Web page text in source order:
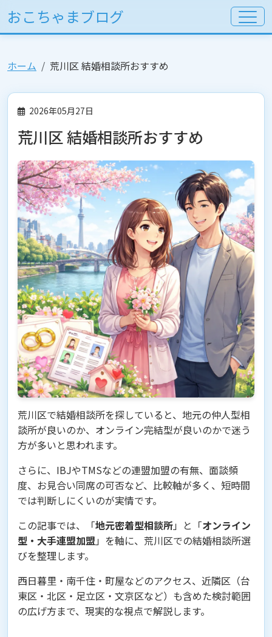
おこちゃまブログ
ホーム 荒川区 結婚相談所おすすめ
2026年05月27日
荒川区 結婚相談所おすすめ
荒川区で結婚相談所を探していると、地元の仲人型相
談所が良いのか、オンライン完結型が良いのかで迷う
方が多いと思われます。
さらに、IBJやTMSなどの連盟加盟の有無、面談頻
度、お見合い同席の可否など、比較軸が多く、短時間
では判断しにくいのが実情です。
この記事では、「地元密着型相談所」と「オンライン
型・大手連盟加盟」を軸に、荒川区での結婚相談所選
びを整理します。
西日暮里・南千住・町屋などのアクセス、近隣区（台
東区・北区・足立区・文京区など）も含めた検討範囲
の広げ方まで、現実的な視点で解説します。